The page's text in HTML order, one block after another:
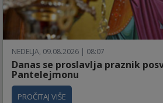
NEDELJA, 09.08.2026 | 08:07
Danas se proslavlja praznik
Pantelejmonu
PROČITAJ VIŠE